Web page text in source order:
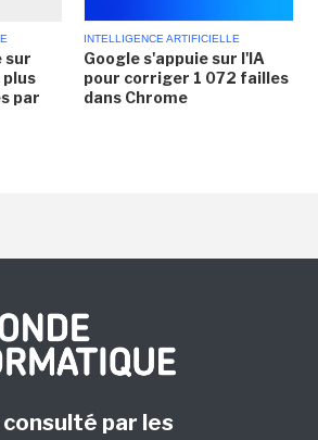
sur
par
INTELLIGENCE ARTIFICIELLE
Google s'appuie sur l'IA
pour corriger 1 072 failles
dans Chrome
par les